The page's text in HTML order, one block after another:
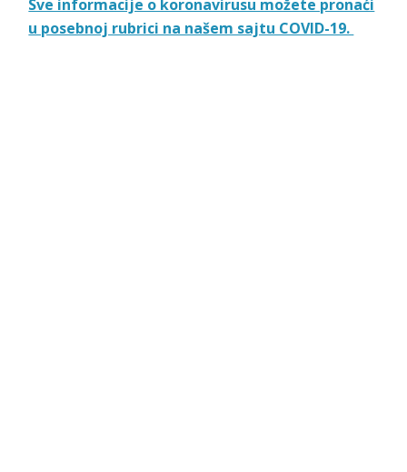
Sve informacije o koronavirusu možete pronaći
u posebnoj rubrici na našem sajtu COVID-19.